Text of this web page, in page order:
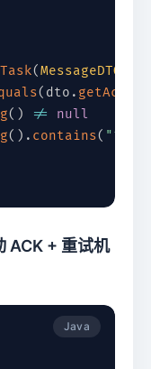
(MessageDTO
( dto . getAct
( ) !=
null
( ) . contains( "?"
ACK + 重试机
Java